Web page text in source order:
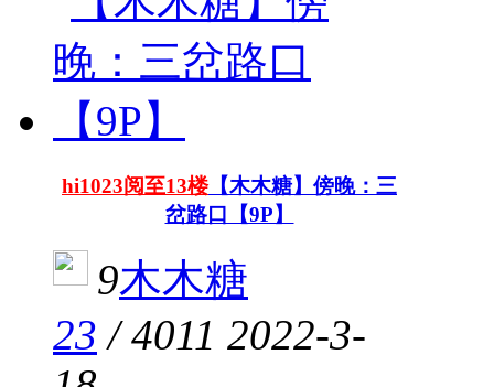
hi1023阅至13楼【木木糖】傍晚：三
岔路口【9P】
9木木糖
23 /4011 2022-3-